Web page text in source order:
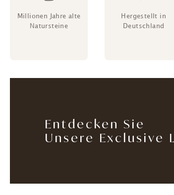
Millionen Jahre alte
Natursteine
Hergestellt in
Deutschland
Entdecken Sie
Unsere Exclusive